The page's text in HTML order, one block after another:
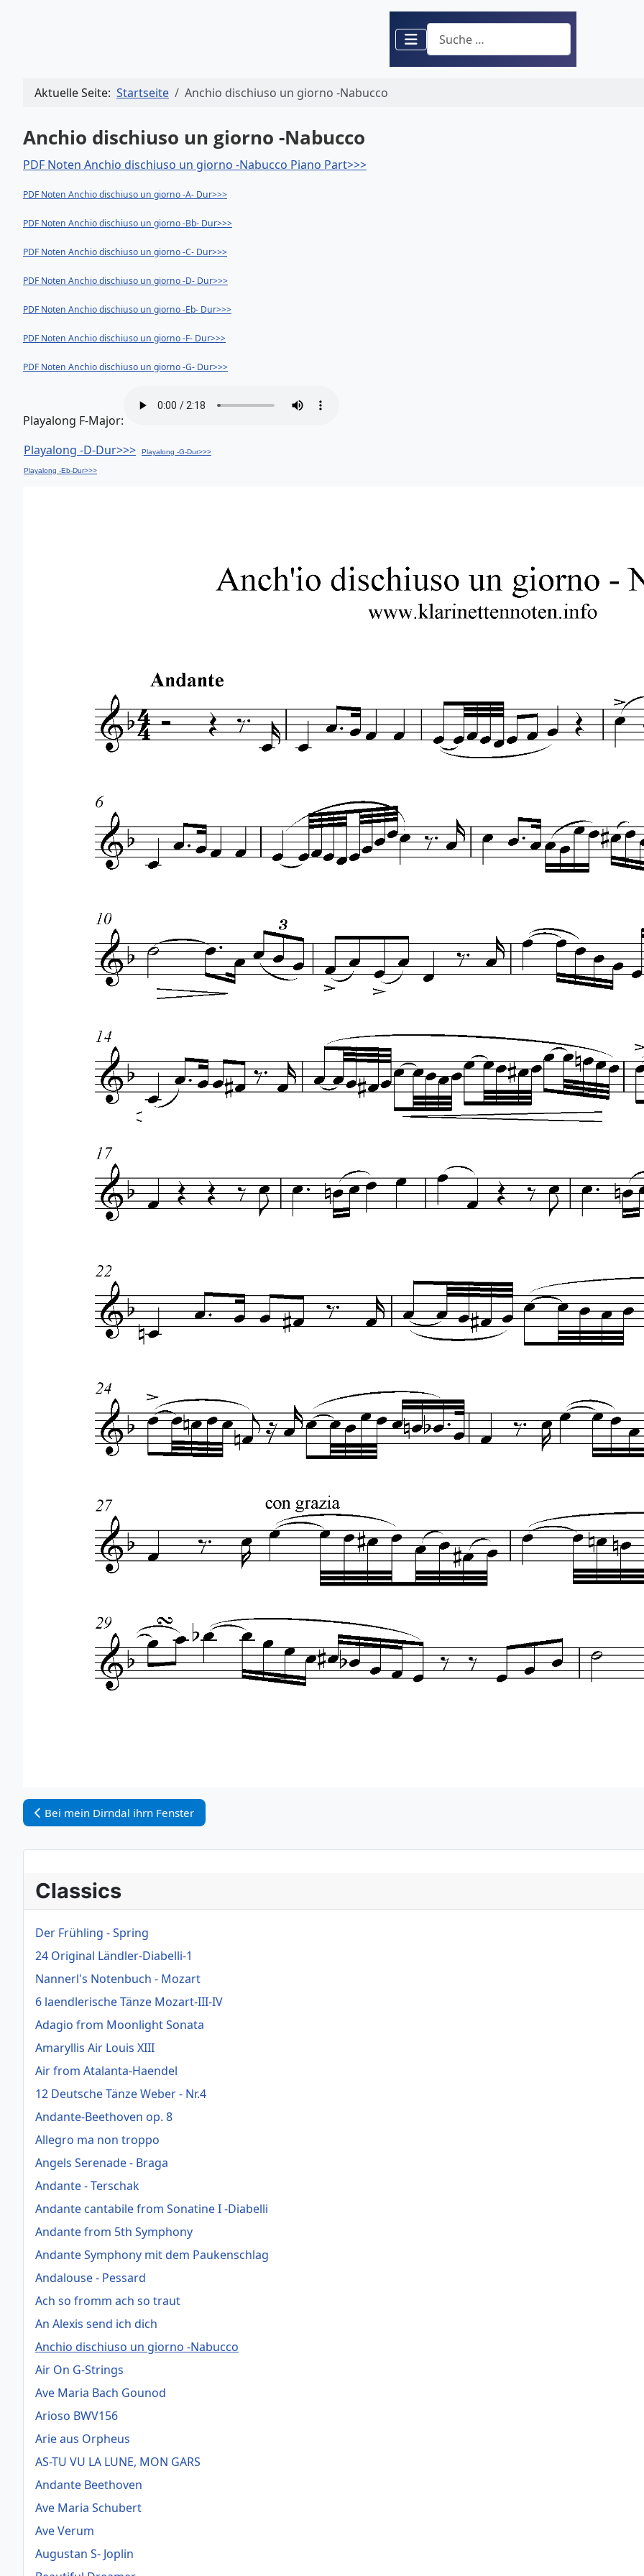
Suchen
Aktuelle Seite: Startseite Anchio dischiuso un giorno -Nabucco
Anchio dischiuso un giorno -Nabucco
PDF Noten Anchio dischiuso un giorno -Nabucco Piano Part>>>
PDF Noten Anchio dischiuso un giorno -A- Dur>>>
PDF Noten Anchio dischiuso un giorno -Bb- Dur>>>
PDF Noten Anchio dischiuso un giorno -C- Dur>>>
PDF Noten Anchio dischiuso un giorno -D- Dur>>>
PDF Noten Anchio dischiuso un giorno -Eb- Dur>>>
PDF Noten Anchio dischiuso un giorno -F- Dur>>>
PDF Noten Anchio dischiuso un giorno -G- Dur>>>
Playalong F-Major:
Playalong -D-Dur>>>
Playalong -G-Dur>>>
Playalong -Eb-Dur>>>
Vorheriger Beitrag: Bei mein Dirndal ihrn Fenster
Bei mein Dirndal ihrn Fenster
Classics
Der Frühling - Spring
24 Original Ländler-Diabelli-1
Nannerl's Notenbuch - Mozart
6 laendlerische Tänze Mozart-III-IV
Adagio from Moonlight Sonata
Amaryllis Air Louis XIII
Air from Atalanta-Haendel
12 Deutsche Tänze Weber - Nr.4
Andante-Beethoven op. 8
Allegro ma non troppo
Angels Serenade - Braga
Andante - Terschak
Andante cantabile from Sonatine I -Diabelli
Andante from 5th Symphony
Andante Symphony mit dem Paukenschlag
Andalouse - Pessard
Ach so fromm ach so traut
An Alexis send ich dich
Anchio dischiuso un giorno -Nabucco
Air On G-Strings
Ave Maria Bach Gounod
Arioso BWV156
Arie aus Orpheus
AS-TU VU LA LUNE, MON GARS
Andante Beethoven
Ave Maria Schubert
Ave Verum
Augustan S- Joplin